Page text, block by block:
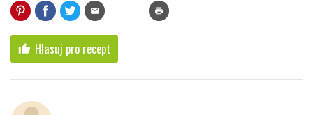
mail print
thumb_up Hlasuj pro recept